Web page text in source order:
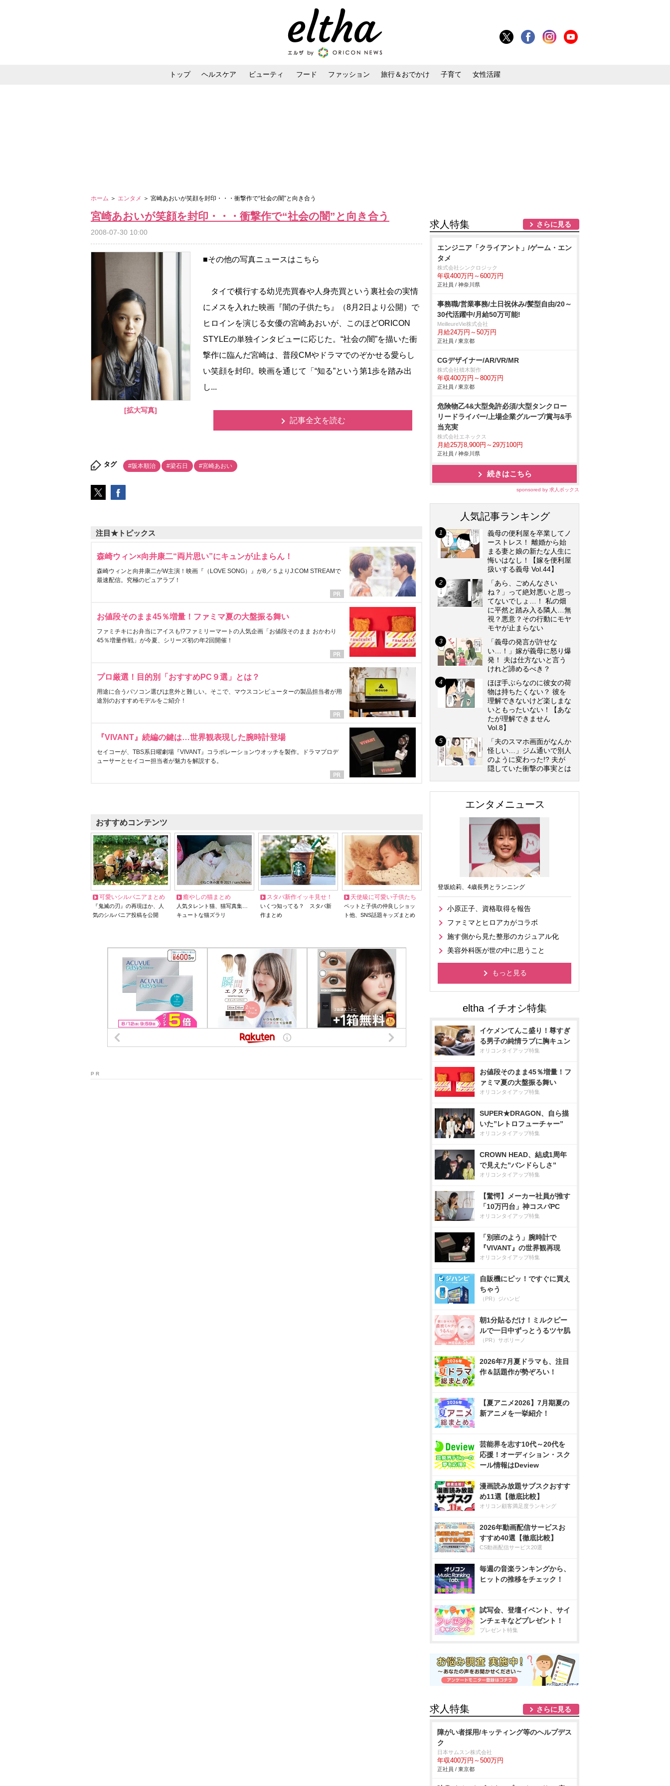
トップ ヘルスケア ビューティ フード ファッション 旅行＆おでかけ 子育て 女性活躍
ホーム ＞ エンタメ ＞ 宮崎あおいが笑顔を封印・・・衝撃作で“社会の闇”と向き合う
宮崎あおいが笑顔を封印・・・衝撃作で“社会の闇”と向き合う
2008-07-30 10:00
[拡大写真]
■その他の写真ニュースはこちら
タイで横行する幼児売買春や人身売買という裏社会の実情
にメスを入れた映画『闇の子供たち』（8月2日より公開）で
ヒロインを演じる女優の宮崎あおいが、このほどORICON
STYLEの単独インタビューに応じた。“社会の闇”を描いた衝
撃作に臨んだ宮崎は、普段CMやドラマでのぞかせる愛らし
い笑顔を封印。映画を通じて「“知る”という第1歩を踏み出
し...
記事全文を読む
タグ #阪本順治 #梁石日 #宮崎あおい
注目★トピックス
森崎ウィン×向井康二“両片思い”にキュンが止まらん！
森崎ウィンと向井康二がW主演！映画『（LOVE SONG）』が8／５よりJ:COM STREAMで
最速配信。究極のピュアラブ！
お値段そのまま45％増量！ファミマ夏の大盤振る舞い
ファミチキにお弁当にアイスも!?ファミリーマートの人気企画「お値段そのまま おかわり
45％増量作戦」が今夏、シリーズ初の年2回開催！
プロ厳選！目的別「おすすめPC９選」とは？
用途に合うパソコン選びは意外と難しい。そこで、マウスコンピューターの製品担当者が用
途別のおすすめモデルをご紹介！
『VIVANT』続編の鍵は…世界観表現した腕時計登場
セイコーが、TBS系日曜劇場『VIVANT』コラボレーションウオッチを製作。ドラマプロデ
ューサーとセイコー担当者が魅力を解説する。
おすすめコンテンツ
可愛いシルバニアまとめ
『鬼滅の刃』の再現ほか、人
気のシルバニア投稿を公開
癒やしの猫まとめ
人気タレント猫、猫写真集…
キュートな猫ズラリ
スタバ新作イッキ見せ！
いくつ知ってる？ スタバ新
作まとめ
天使級に可愛い子供たち
ペットと子供の仲良しショッ
ト他、SNS話題キッズまとめ
P R
求人特集 さらに見る
エンジニア「クライアント」/ゲーム・エン
タメ
株式会社シンクロジック
年収400万円～600万円
正社員 / 神奈川県
事務職/営業事務/土日祝休み/髪型自由/20～
30代活躍中/月給50万可能!
MeilleureVie株式会社
月給24万円～50万円
正社員 / 東京都
CGデザイナー/AR/VR/MR
株式会社積木製作
年収400万円～800万円
正社員 / 東京都
危険物乙4&大型免許必須/大型タンクロー
リードライバー/上場企業グループ/賞与&手
当充実
株式会社エネックス
月給25万8,900円～29万100円
正社員 / 神奈川県
続きはこちら
sponsored by 求人ボックス
人気記事ランキング
義母の便利屋を卒業してノ
ーストレス！ 離婚から始
まる妻と娘の新たな人生に
悔いはなし！【嫁を便利屋
扱いする義母 Vol.44】
「あら、ごめんなさい
ね？」って絶対悪いと思っ
てないでしょ…！ 私の畑
に平然と踏み入る隣人…無
視？悪意？その行動にモヤ
モヤが止まらない
「義母の発言が許せな
い…！」嫁が義母に怒り爆
発！ 夫は仕方ないと言う
けれど諦めるべき？
ほぼ手ぶらなのに彼女の荷
物は持ちたくない？ 彼を
理解できないけど楽しまな
いともったいない！【あな
たが理解できません
Vol.8】
「夫のスマホ画面がなんか
怪しい…」ジム通いで別人
のように変わった!? 夫が
隠していた衝撃の事実とは
エンタメニュース
登坂絵莉、4歳長男とランニング
小原正子、資格取得を報告
ファミマとヒロアカがコラボ
施す側から見た整形のカジュアル化
美容外科医が世の中に思うこと
もっと見る
イケメンてんこ盛り！尊すぎ
る男子の純情ラブに胸キュン
オリコンタイアップ特集
お値段そのまま45％増量！フ
ァミマ夏の大盤振る舞い
オリコンタイアップ特集
SUPER★DRAGON、自ら描
いた”レトロフューチャー”
オリコンタイアップ特集
CROWN HEAD、結成1周年
で見えた”バンドらしさ”
オリコンタイアップ特集
【驚愕】メーカー社員が推す
「10万円台」神コスパPC
オリコンタイアップ特集
「別班のよう」腕時計で
『VIVANT』の世界観再現
オリコンタイアップ特集
自販機にピッ！ですぐに買え
ちゃう
（PR）ジハンピ
朝1分貼るだけ！ミルクピー
ルで一日中ずっとうるツヤ肌
（PR）サボリーノ
2026年7月夏ドラマも、注目
作＆話題作が勢ぞろい！
【夏アニメ2026】7月期夏の
新アニメを一挙紹介！
芸能界を志す10代～20代を
応援！オーディション・スク
ール情報はDeview
漫画読み放題サブスクおすす
め11選【徹底比較】
オリコン顧客満足度ランキング
2026年動画配信サービスお
すすめ40選【徹底比較】
CS動画配信サービス20選
毎週の音楽ランキングから、
ヒットの推移をチェック！
試写会、登壇イベント、サイ
ンチェキなどプレゼント！
プレゼント特集
求人特集 さらに見る
障がい者採用/キッティング等のヘルプデス
ク
日本サムスン株式会社
年収400万円～500万円
正社員 / 東京都